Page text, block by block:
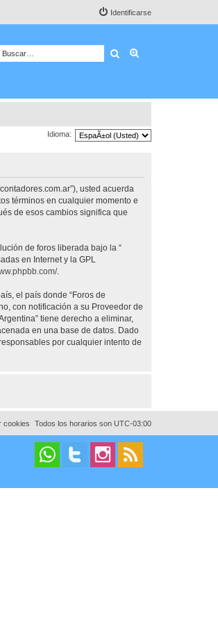
Identificarse
Buscar
Idioma:
usted acuerda
términos en cualquier momento e
de esos cambios significa que
de foros liberada bajo la “
en Internet y la GPL
.
el país donde “Foros de
con notificación a su Proveedor de
tiene derecho a eliminar,
en una base de datos. Dado
por cualquier intento de
Todos los horarios son UTC-03:00
cookies